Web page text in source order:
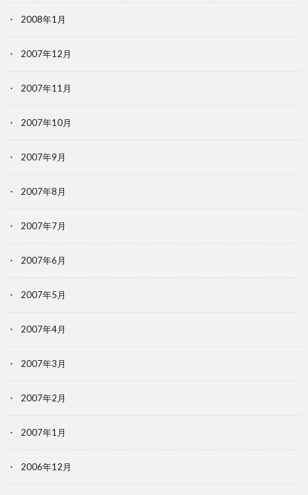
2008年1月
2007年12月
2007年11月
2007年10月
2007年9月
2007年8月
2007年7月
2007年6月
2007年5月
2007年4月
2007年3月
2007年2月
2007年1月
2006年12月